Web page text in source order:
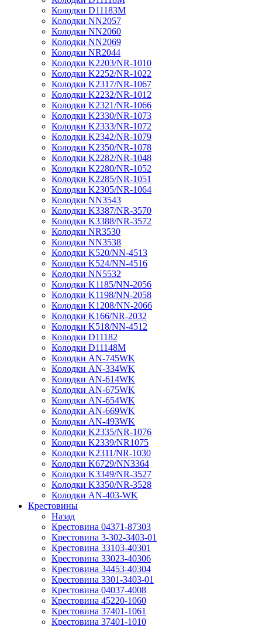
Колодки D11183M
Колодки NN2057
Колодки NN2060
Колодки NN2069
Колодки NR2044
Колодки K2203/NR-1010
Колодки K2252/NR-1022
Колодки K2317/NR-1067
Колодки K2232/NR-1012
Колодки K2321/NR-1066
Колодки K2330/NR-1073
Колодки K2333/NR-1072
Колодки K2342/NR-1079
Колодки K2350/NR-1078
Колодки K2282/NR-1048
Колодки K2280/NR-1052
Колодки K2285/NR-1051
Колодки K2305/NR-1064
Колодки NN3543
Колодки K3387/NR-3570
Колодки K3388/NR-3572
Колодки NR3530
Колодки NN3538
Колодки K520/NN-4513
Колодки K524/NN-4516
Колодки NN5532
Колодки K1185/NN-2056
Колодки K1198/NN-2058
Колодки K1208/NN-2066
Колодки K166/NR-2032
Колодки K518/NN-4512
Колодки D11182
Колодки D11148M
Колодки AN-745WK
Колодки AN-334WK
Колодки AN-614WK
Колодки AN-675WK
Колодки AN-654WK
Колодки AN-669WK
Колодки AN-493WK
Колодки K2335/NR-1076
Колодки K2339/NR1075
Колодки K2311/NR-1030
Колодки K6729/NN3364
Колодки K3349/NR-3527
Колодки K3350/NR-3528
Колодки AN-403-WK
Крестовины
Назад
Крестовина 04371-87303
Крестовина 3-302-3403-01
Крестовина 33103-40301
Крестовина 33023-40306
Крестовина 34453-40304
Крестовина 3301-3403-01
Крестовина 04037-4008
Крестовина 45220-1060
Крестовина 37401-1061
Крестовина 37401-1010